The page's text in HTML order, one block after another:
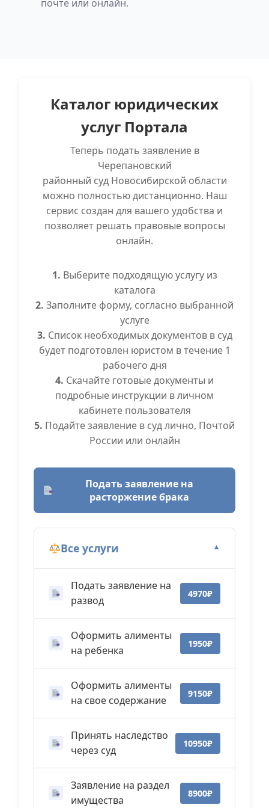
почте или онлайн.
Каталог юридических
услуг Портала
Теперь подать заявление в
Черепановский
районный суд Новосибирской области
можно полностью дистанционно. Наш
сервис создан для вашего удобства и
позволяет решать правовые вопросы
онлайн.
1. Выберите подходящую услугу из
каталога
2. Заполните форму, согласно выбранной
услуге
3. Список необходимых документов в суд
будет подготовлен юристом в течение 1
рабочего дня
4. Скачайте готовые документы и
подробные инструкции в личном
кабинете пользователя
5. Подайте заявление в суд лично, Почтой
России или онлайн
Подать заявление на
расторжение брака
Все услуги ▼
Подать заявление на
развод
4970₽
Оформить алименты
на ребенка
1950₽
Оформить алименты
на свое содержание
9150₽
Принять наследство
через суд
10950₽
Заявление на раздел
имущества
8900₽